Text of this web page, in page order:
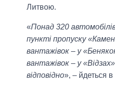
Литвою.
«Понад 320
пункті пропуску
вантажівок – у
вантажівок – у
відповідно», – йдеться в